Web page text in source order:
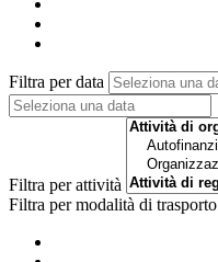
Filtra per data
Filtra per attività
Filtra per modalità di trasporto